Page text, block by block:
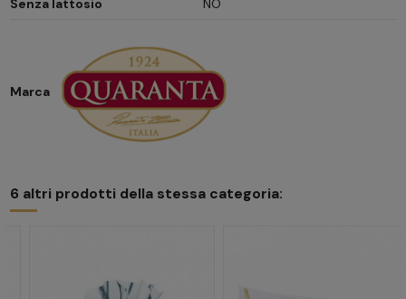
Senza lattosio
NO
Marca
6 altri prodotti della stessa categoria: